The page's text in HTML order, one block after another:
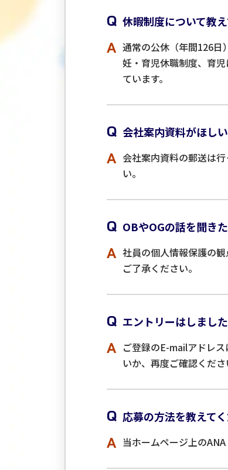
Q 休暇制度について教え
A 通常の公休（年間126日
妊・育児休職制度、育
ています。
Q 会社案内資料がほし
A 会社案内資料の郵送は
い。
Q OBやOGの話を聞き
A 社員の個人情報保護の
ご了承ください。
Q エントリーはしまし
A ご登録のE-mailアドレ
いか、再度ご確認くださ
Q 応募の方法を教えてく
A 当ホームページ上の